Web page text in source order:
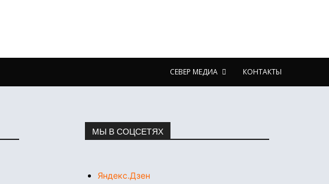
СЕВЕР МЕДИА КОНТАКТЫ
МЫ В СОЦСЕТЯХ
Яндекс.Дзен